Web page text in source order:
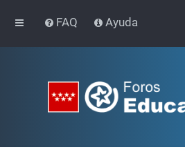
FAQ Ayuda